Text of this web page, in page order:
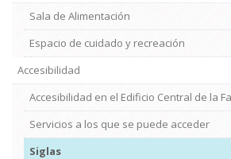
Sala de Alimentación
Espacio de cuidado y recreación
Accesibilidad
Accesibilidad en el Edificio Central de la
Servicios a los que se puede acceder
Siglas